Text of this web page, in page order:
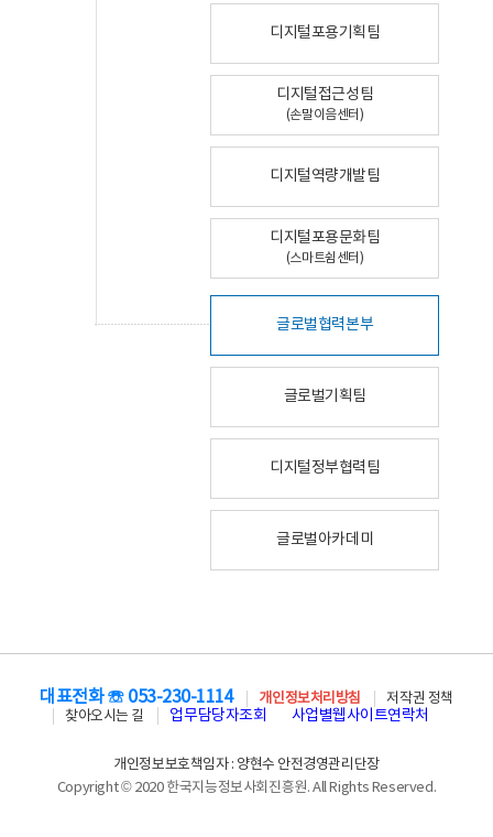
디지털포용기획팀
디지털접근성팀
(손말이음센터)
디지털역량개발팀
디지털포용문화팀
(스마트쉼센터)
글로벌협력본부
글로벌기획팀
디지털정부협력팀
글로벌아카데미
대표전화 ☏ 053-230-1114 개인정보처리방침
저작권 정책
찾아오시는 길
업무담당자조회 사업별웹사이트연락처
개인정보보호책임자 : 양현수 안전경영관리단장
Copyright © 2020 한국지능정보사회진흥원. All Rights Reserved.